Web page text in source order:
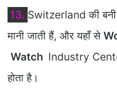
13. Switzerland की बनी
मानी जाती हैं, और यहाँ से
Watch Industry
होता है।